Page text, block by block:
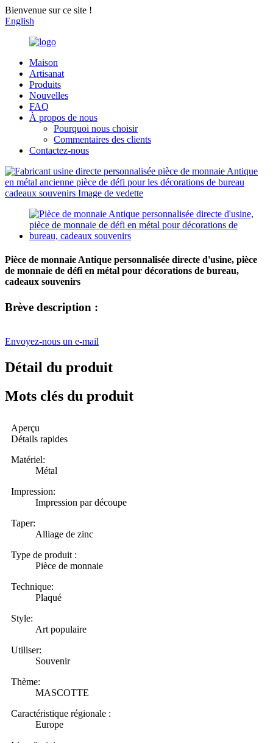
Bienvenue sur ce site !
English
Maison
Artisanat
Produits
Nouvelles
FAQ
À propos de nous
Pourquoi nous choisir
Commentaires des clients
Contactez-nous
Pièce de monnaie Antique personnalisée directe d'usine, pièce
de monnaie de défi en métal pour décorations de bureau,
cadeaux souvenirs
Brève description :
Envoyez-nous un e-mail
Détail du produit
Mots clés du produit
Aperçu
Détails rapides
Matériel:
Métal
Impression:
Impression par découpe
Taper:
Alliage de zinc
Type de produit :
Pièce de monnaie
Technique:
Plaqué
Style:
Art populaire
Utiliser:
Souvenir
Thème:
MASCOTTE
Caractéristique régionale :
Europe